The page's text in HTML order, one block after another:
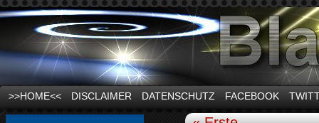
News und Infos zum Thema Stromausfall
>>HOME<< DISCLAIMER DATENSCHUTZ FACEBOOK